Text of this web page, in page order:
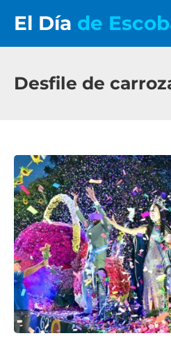
El Día de
Desfile de